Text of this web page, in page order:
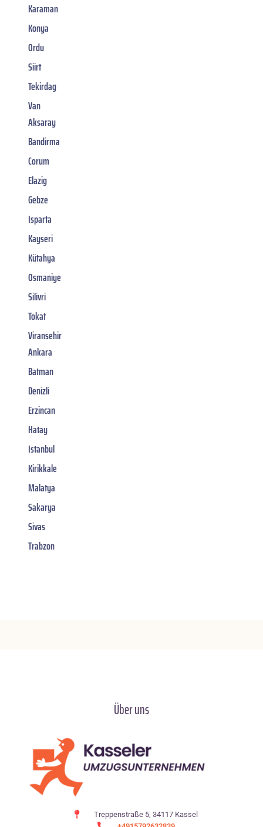
Karaman
Konya
Ordu
Siirt
Tekirdag
Van
Aksaray
Bandirma
Corum
Elazig
Gebze
Isparta
Kayseri
Kütahya
Osmaniye
Silivri
Tokat
Viransehir
Ankara
Batman
Denizli
Erzincan
Hatay
Istanbul
Kirikkale
Malatya
Sakarya
Sivas
Trabzon
Über uns
Treppenstraße 5, 34117 Kassel